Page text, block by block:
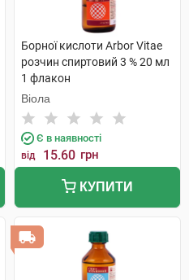
Борної кислоти Arbor Vitae
розчин спиртовий 3 % 20 мл
1 флакон
Віола
Є в наявності
від 15.60 грн
КУПИТИ